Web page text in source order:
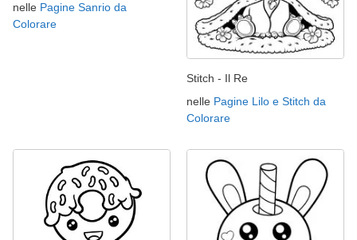
nelle Pagine Sanrio da
Colorare
Stitch - Il Re
nelle Pagine Lilo e Stitch da
Colorare